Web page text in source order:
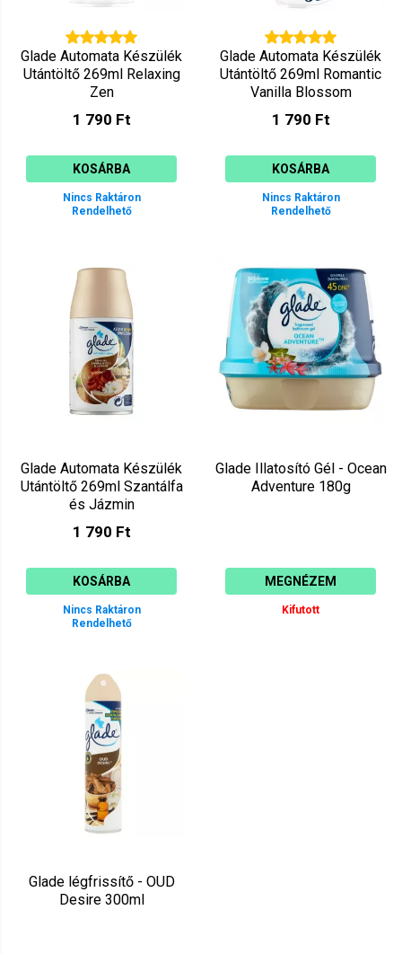
Glade Automata Készülék
Utántöltő 269ml Relaxing
Zen
1 790 Ft
KOSÁRBA
Nincs Raktáron
Rendelhető
Glade Automata Készülék
Utántöltő 269ml Romantic
Vanilla Blossom
1 790 Ft
KOSÁRBA
Nincs Raktáron
Rendelhető
Glade Automata Készülék
Utántöltő 269ml Szantálfa
és Jázmin
1 790 Ft
KOSÁRBA
Nincs Raktáron
Rendelhető
Glade Illatosító Gél - Ocean
Adventure 180g
MEGNÉZEM
Kifutott
Glade légfrissítő - OUD
Desire 300ml